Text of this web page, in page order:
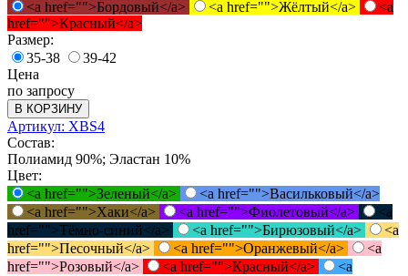
<a href="">Бордовый</a>
<a href="">Жёлтый</a>
<a
href="">Красный</a>
Размер:
35-38
39-42
Цена
по запросу
В КОРЗИНУ
Артикул: XBS4
Состав:
Полиамид 90%; Эластан 10%
Цвет:
<a href="">Зеленый</a>
<a href="">Васильковый</a>
<a href="">Хаки</a>
<a href="">Фиолетовый</a>
<a
href="">Тёмно-синий</a>
<a href="">Бирюзовый</a>
<a
href="">Песочный</a>
<a href="">Оранжевый</a>
<a
href="">Розовый</a>
<a href="">Красный</a>
<a